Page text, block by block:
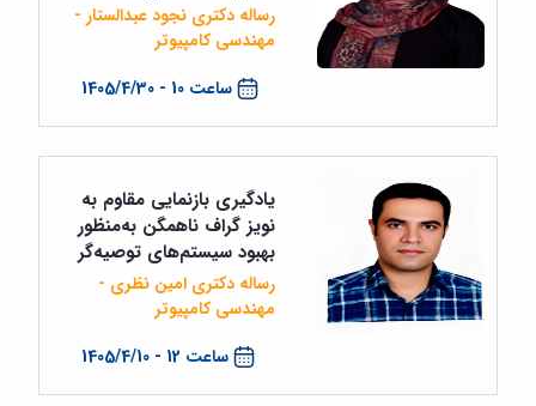
ساعت 10 - 1405/4/30
رساله دکتری نجود عبدالستار -
مهندسی کامپیوتر
ساعت 12 - 1405/4/10
یادگیری بازنمایی مقاوم به
نویز گراف ناهمگن به‌منظور
بهبود سیستم‌های توصیه‌گر
رساله دکتری امین نظری -
مهندسی کامپیوتر